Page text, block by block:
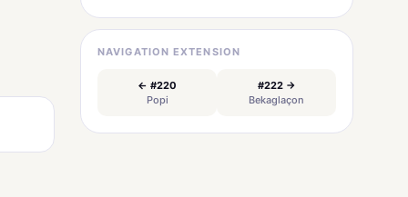
NAVIGATION EXTENSION
← #220
Popi
#222 →
Bekaglaçon